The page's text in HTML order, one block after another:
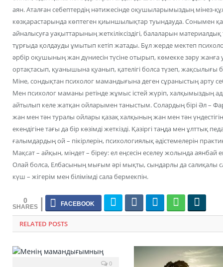
аян. Аталған себептердің нәтижесінде оқушыларымыздың мінез-
көзқарастарында көптеген қиыншылықтар туындауда. Сонымен
айналысуға уақыттарының жеткіліксіздігі, балаларын
тұрғыда қолдауды ұмытып кетіп жатады. Бұл жерде мектеп
әрбір оқушының жан дүниесін түсіне отырып, көмекке зәру жанға
ортақтасып, қуанышына қуанып, қателігі болса түзеп,
Міне, сондықтан психолог мамандығына деген сұраныстың арту
Мен психолог маманы ретінде жұмыс істей жүріп, халқымыздың
айтылып келе жатқан ойларымен таныстым. Солардың бірі Әл –
жан мен тән туралы ойлары қазақ халқының жан мен тән
екендігіне тағы да бір көзімді жеткізді. Қазіргі таңда мен ұлттық
ғалымдардың ой – пікірлерін, психологиялық әдістемелерін
Мақсат – айқын, міндет – біреу: ел еңсесін еселеу жолында аянбай
Олай болса, Елбасының мығым әрі мықты, сындарлы да салиқалы
күш – жігерім мен білімімді сала бермекпін.
0
RELATED POSTS
0